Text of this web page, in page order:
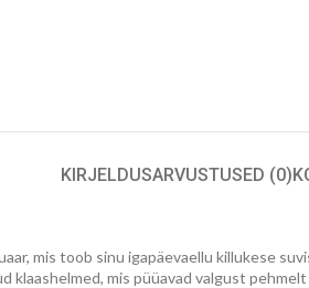
KIRJELDUSARVUSTUSED (0)
mis toob sinu igapäevaellu killukese
mis püüavad valgust